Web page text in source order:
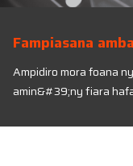
Fampiasana
Ampidiro mora foana
amin&#39;ny fiara